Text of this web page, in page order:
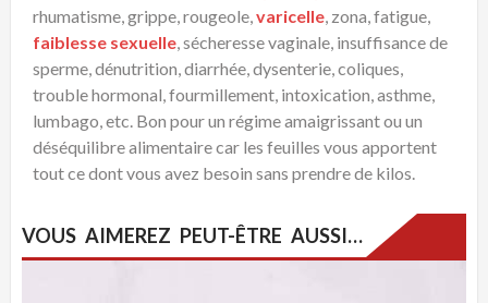
rhumatisme, grippe, rougeole,varicelle, zona, fatigue,
faiblesse sexuelle, sécheresse vaginale, insuffisance de
sperme, dénutrition, diarrhée, dysenterie, coliques,
trouble hormonal, fourmillement, intoxication, asthme,
lumbago, etc. Bon pour un régime amaigrissant ou un
déséquilibre alimentaire car les feuilles vous apportent
tout ce dont vous avez besoin sans prendre de kilos.
VOUS AIMEREZ PEUT-ÊTRE AUSSI…